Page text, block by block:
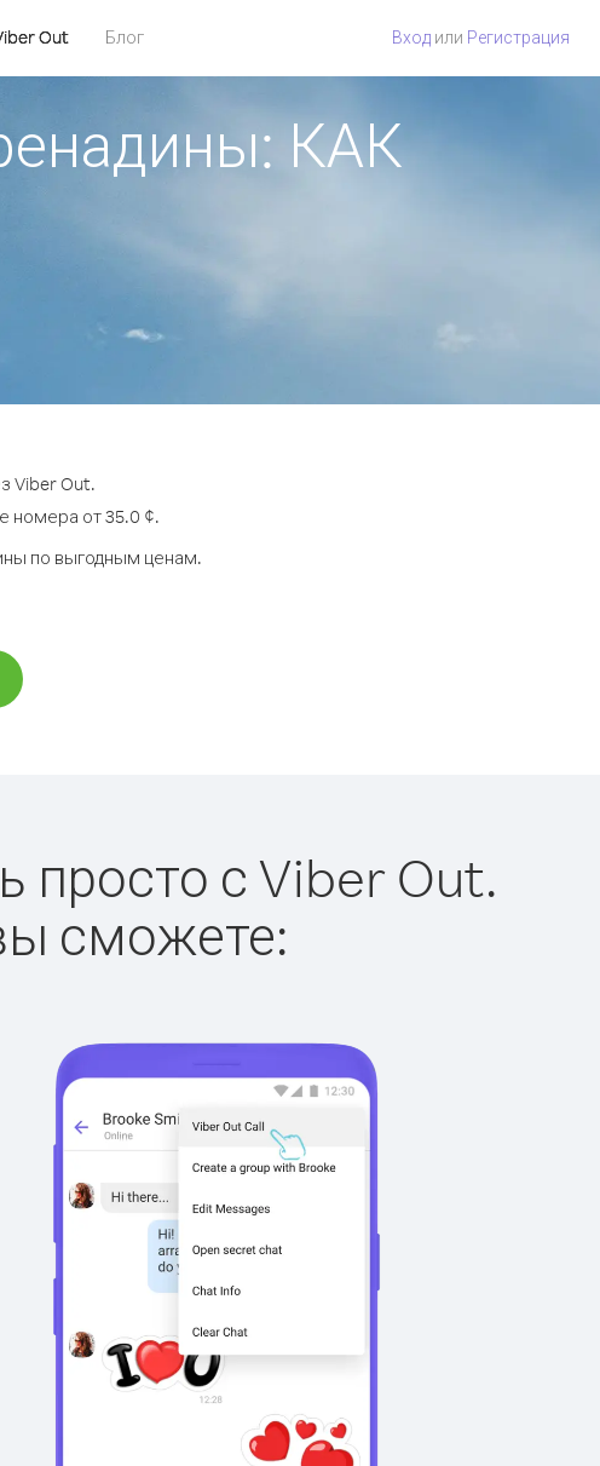
Out Блог Вход или Регистрация
КАК
Viber Out.
номера от 35.0 ¢.
по выгодным ценам.
просто с Viber Out.
сможете: